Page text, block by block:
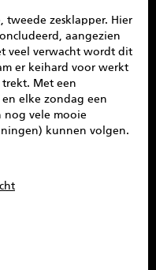
tweede zesklapper. Hier
aangezien
veel verwacht wordt dit
er keihard voor werkt
Met een
en elke zondag een
nog vele mooie
kunnen volgen.